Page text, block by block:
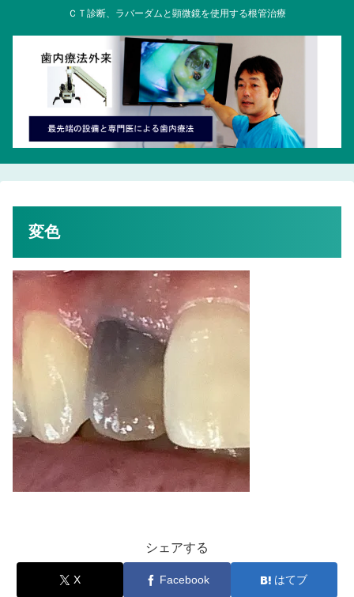
ＣＴ診断、ラバーダムと顕微鏡を使用する根管治療
変色
シェアする
X Facebook はてブ